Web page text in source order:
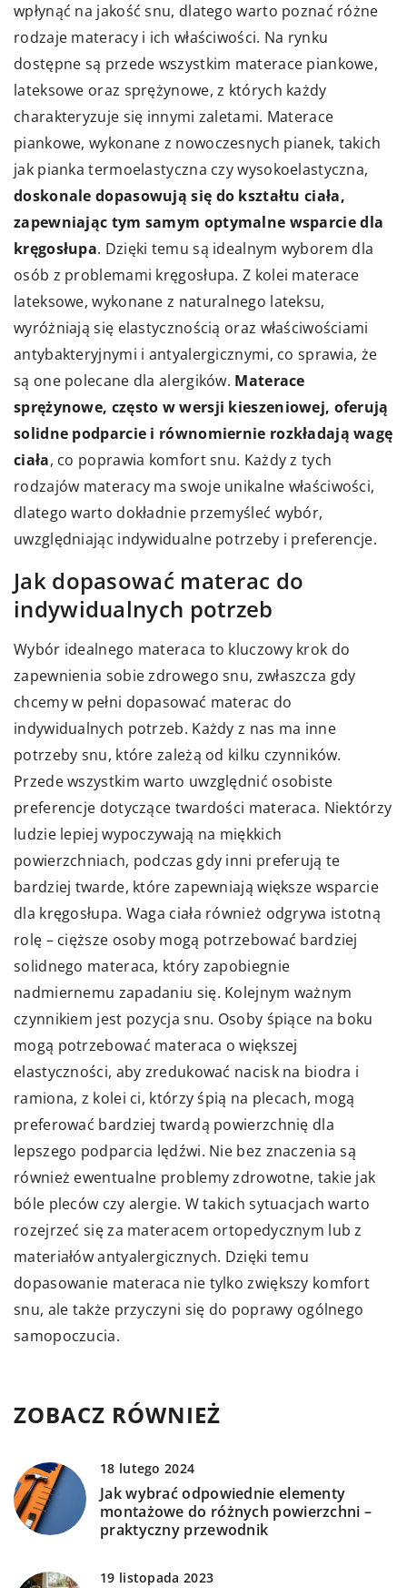
wpłynąć na jakość snu, dlatego warto poznać różne
rodzaje materacy i ich właściwości. Na rynku
dostępne są przede wszystkim materace piankowe,
lateksowe oraz sprężynowe, z których każdy
charakteryzuje się innymi zaletami. Materace
piankowe, wykonane z nowoczesnych pianek, takich
jak pianka termoelastyczna czy wysokoelastyczna,
doskonale dopasowują się do kształtu ciała,
zapewniając tym samym optymalne wsparcie dla
kręgosłupa. Dzięki temu są idealnym wyborem dla
osób z problemami kręgosłupa. Z kolei materace
lateksowe, wykonane z naturalnego lateksu,
wyróżniają się elastycznością oraz właściwościami
antybakteryjnymi i antyalergicznymi, co sprawia, że
są one polecane dla alergików. Materace
sprężynowe, często w wersji kieszeniowej, oferują
solidne podparcie i równomiernie rozkładają wagę
ciała, co poprawia komfort snu. Każdy z tych
rodzajów materacy ma swoje unikalne właściwości,
dlatego warto dokładnie przemyśleć wybór,
uwzględniając indywidualne potrzeby i preferencje.
Jak dopasować materac do
indywidualnych potrzeb
Wybór idealnego materaca to kluczowy krok do
zapewnienia sobie zdrowego snu, zwłaszcza gdy
chcemy w pełni dopasować materac do
indywidualnych potrzeb. Każdy z nas ma inne
potrzeby snu, które zależą od kilku czynników.
Przede wszystkim warto uwzględnić osobiste
preferencje dotyczące twardości materaca. Niektórzy
ludzie lepiej wypoczywają na miękkich
powierzchniach, podczas gdy inni preferują te
bardziej twarde, które zapewniają większe wsparcie
dla kręgosłupa. Waga ciała również odgrywa istotną
rolę – cięższe osoby mogą potrzebować bardziej
solidnego materaca, który zapobiegnie
nadmiernemu zapadaniu się. Kolejnym ważnym
czynnikiem jest pozycja snu. Osoby śpiące na boku
mogą potrzebować materaca o większej
elastyczności, aby zredukować nacisk na biodra i
ramiona, z kolei ci, którzy śpią na plecach, mogą
preferować bardziej twardą powierzchnię dla
lepszego podparcia lędźwi. Nie bez znaczenia są
również ewentualne problemy zdrowotne, takie jak
bóle pleców czy alergie. W takich sytuacjach warto
rozejrzeć się za materacem ortopedycznym lub z
materiałów antyalergicznych. Dzięki temu
dopasowanie materaca nie tylko zwiększy komfort
snu, ale także przyczyni się do poprawy ogólnego
samopoczucia.
ZOBACZ RÓWNIEŻ
18 lutego 2024
Jak wybrać odpowiednie elementy
montażowe do różnych powierzchni –
praktyczny przewodnik
19 listopada 2023